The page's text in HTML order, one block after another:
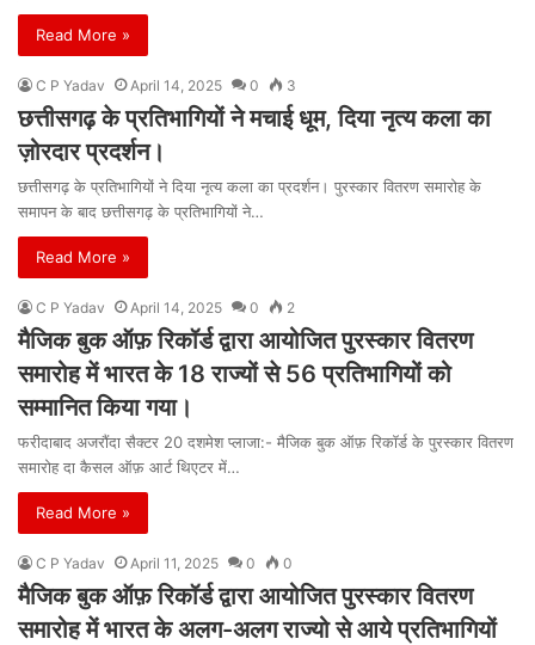
Read More »
C P Yadav April 14, 2025 0 3
छत्तीसगढ़ के प्रतिभागियों ने मचाई धूम, दिया नृत्य कला का
ज़ोरदार प्रदर्शन।
छत्तीसगढ़ के प्रतिभागियों ने दिया नृत्य कला का प्रदर्शन। पुरस्कार वितरण समारोह के
समापन के बाद छत्तीसगढ़ के प्रतिभागियों ने…
Read More »
C P Yadav April 14, 2025 0 2
मैजिक बुक ऑफ़ रिकॉर्ड द्वारा आयोजित पुरस्कार वितरण
समारोह में भारत के 18 राज्यों से 56 प्रतिभागियों को
सम्मानित किया गया।
फरीदाबाद अजरौंदा सैक्टर 20 दशमेश प्लाजा:- मैजिक बुक ऑफ़ रिकॉर्ड के पुरस्कार वितरण
समारोह दा कैसल ऑफ़ आर्ट थिएटर में…
Read More »
C P Yadav April 11, 2025 0 0
मैजिक बुक ऑफ़ रिकॉर्ड द्वारा आयोजित पुरस्कार वितरण
समारोह में भारत के अलग-अलग राज्यो से आये प्रतिभागियों